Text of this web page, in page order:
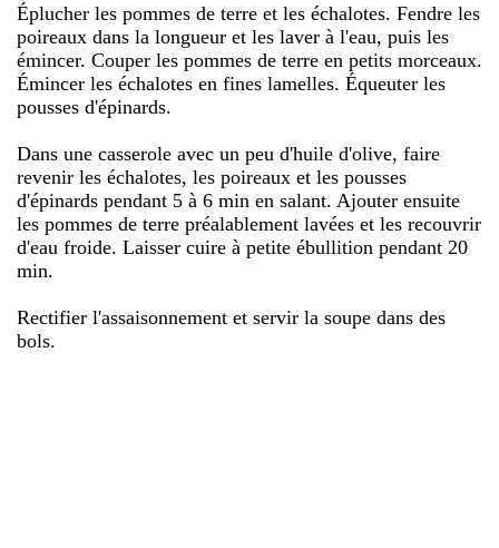
Éplucher les pommes de terre et les échalotes. Fendre les
poireaux dans la longueur et les laver à l'eau, puis les
émincer. Couper les pommes de terre en petits morceaux.
Émincer les échalotes en fines lamelles. Équeuter les
pousses d'épinards.
Dans une casserole avec un peu d'huile d'olive, faire
revenir les échalotes, les poireaux et les pousses
d'épinards pendant 5 à 6 min en salant. Ajouter ensuite
les pommes de terre préalablement lavées et les recouvrir
d'eau froide. Laisser cuire à petite ébullition pendant 20
min.
Rectifier l'assaisonnement et servir la soupe dans des
bols.